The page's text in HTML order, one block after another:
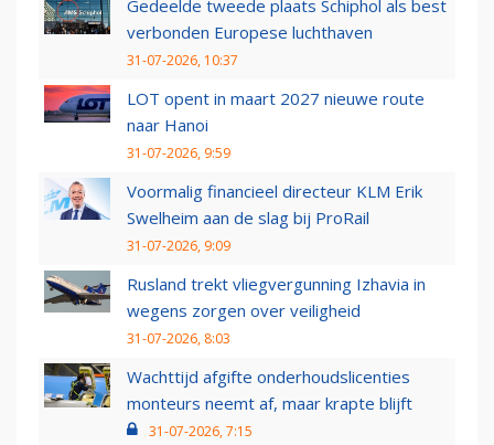
Gedeelde tweede plaats Schiphol als best
verbonden Europese luchthaven
31-07-2026, 10:37
LOT opent in maart 2027 nieuwe route
naar Hanoi
31-07-2026, 9:59
Voormalig financieel directeur KLM Erik
Swelheim aan de slag bij ProRail
31-07-2026, 9:09
Rusland trekt vliegvergunning Izhavia in
wegens zorgen over veiligheid
31-07-2026, 8:03
Wachttijd afgifte onderhoudslicenties
monteurs neemt af, maar krapte blijft
31-07-2026, 7:15